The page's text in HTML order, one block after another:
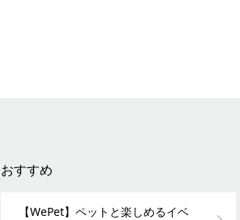
おすすめ
【WePet】ペットと楽しめるイベ